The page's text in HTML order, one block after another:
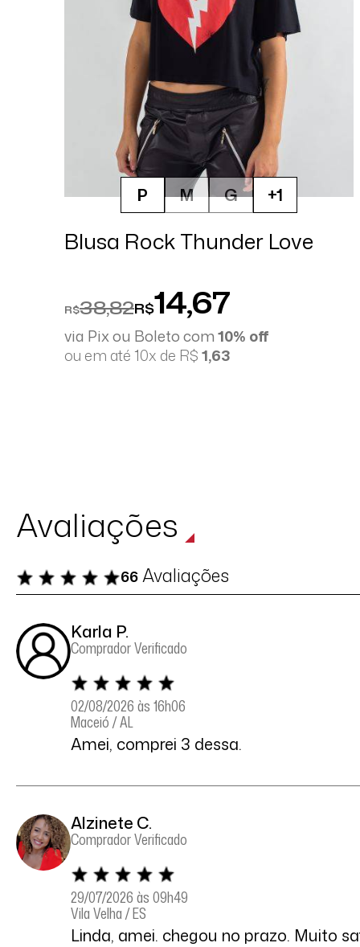
P M G +1
Blusa Rock Thunder Love
R$38,82R$14,67
via Pix ou Boleto com10% off
ou em até 10x de R$1,63
Avaliações
66Avaliações
Karla P.
Comprador Verificado
02/08/2026 às 16h06
Maceió / AL
Amei, comprei 3 dessa.
Alzinete C.
Comprador Verificado
29/07/2026 às 09h49
Vila Velha / ES
Linda, amei. chegou no prazo. Muito